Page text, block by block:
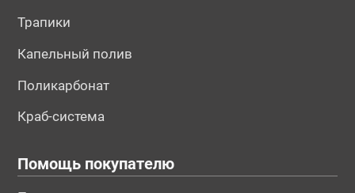
Трапики
Капельный полив
Поликарбонат
Краб-система
Помощь покупателю